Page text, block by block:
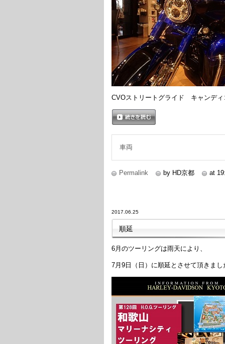
CVOストリートグライド キャンデ
車両
Permalink by HD京都 at
2017.06.25
順延
6月のツーリングは雨天により、
7月9日（日）に順延とさせて頂きまし